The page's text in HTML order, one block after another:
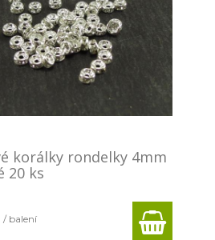
korálky rondelky 4mm
20 ks
/ balení